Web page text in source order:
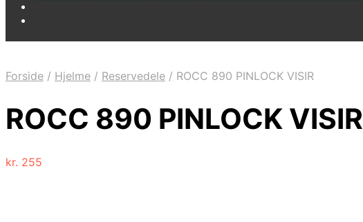
Forside / Hjelme / Reservedele / ROCC 890 PINLOCK VISIR
ROCC 890 PINLOCK VISIR
kr. 255